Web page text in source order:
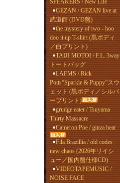
SPEAKERS / New Life
GEZAN / GEZAN live at
武道館 (DVD盤)
the mystery of two - hoo
doo it up T-shirt (黒ボディ
／白プリント)
TAIJI MOTOI / F.L. 3way
トートバッグ
LAFMS / Rick
Potts“Sparkle & Puppy”スウ
ェット (黒ボディ／シルバ
ープリント)
grudge eater / Tsuyama
Thirty Massacre
Cameron Poe / ginza heat
Fila Brazillia / old codes
new chaos (2026年リイシ
ュー／国内盤仕様CD)
VIDEOTAPEMUSIC /
NOISE FACE